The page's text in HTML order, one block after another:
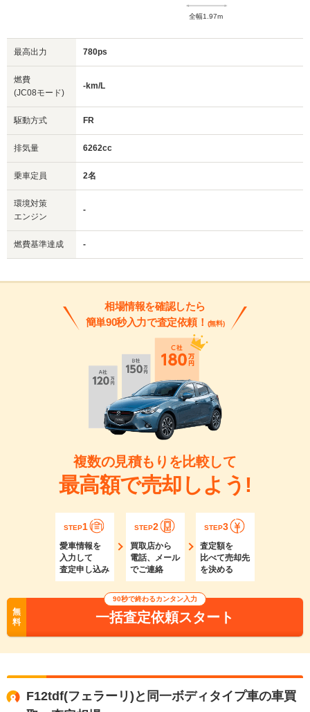
全幅1.97m
最高出力 780ps
燃費
(JC08モード)
-km/L
駆動方式 FR
排気量 6262cc
乗車定員 2名
環境対策
エンジン
-
燃費基準達成 -
相場情報を確認したら
簡単90秒入力で査定依頼！ (無料)
複数の見積もりを比較して
最高額で売却しよう!
STEP1
愛車情報を
入力して
査定申し込み
STEP2
買取店から
電話、メール
でご連絡
STEP3
査定額を
比べて売却先
を決める
無
料
90秒で終わるカンタン入力
一括査定依頼スタート
F12tdf(フェラーリ)と同一ボディタイプ車の車買